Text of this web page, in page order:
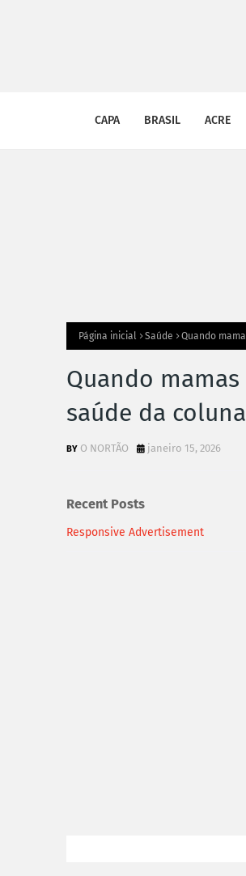
CAPA BRASIL ACRE
Página inicial Saúde Quando
Quando
saúde da
O NORTÃO janeiro 15, 2026
Recent Posts
Responsive Advertisement